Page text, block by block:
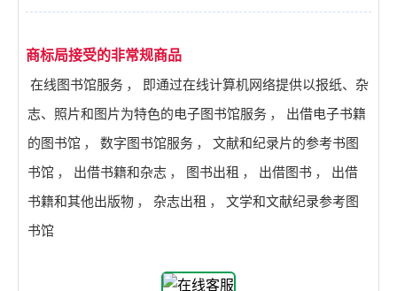
商标局接受的非常规商品
在线图书馆服务 ，
即通过在线计算机网络提供以报纸、杂
志、照片和图片为特色的电子图书馆服务 ，
出借电子书籍
的图书馆 ， 数字图书馆服务 ，
文献和纪录片的参考书图
书馆 ， 出借书籍和杂志 ， 图书出租 ， 出借图书 ，
出借
书籍和其他出版物 ， 杂志出租 ，
文学和文献纪录参考图
书馆